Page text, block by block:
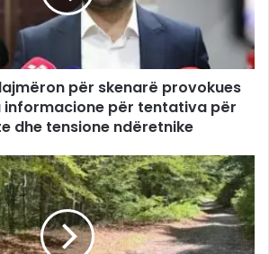
për skenarë provokues
informacione për tentativa për
dhe tensione ndëretnike